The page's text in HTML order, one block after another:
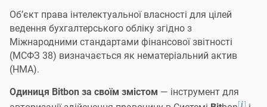
Об’єкт права інтелектуальної власності для цілей
ведення бухгалтерського обліку згідно з
Міжнародними стандартами фінансової звітності
(МСФЗ 38) визначається як нематеріальний актив
(НМА).
Одиниця Bitbon за своїм змістом — інструмент для
[i]